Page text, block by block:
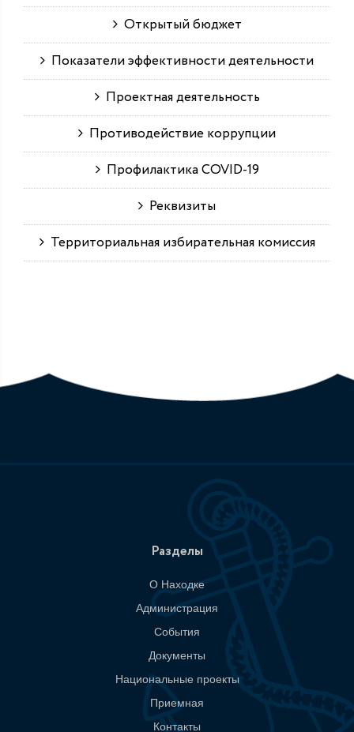
Открытый бюджет
Показатели эффективности деятельности
Проектная деятельность
Противодействие коррупции
Профилактика COVID-19
Реквизиты
Территориальная избирательная комиссия
Разделы
О Находке
Администрация
События
Документы
Национальные проекты
Приемная
Контакты